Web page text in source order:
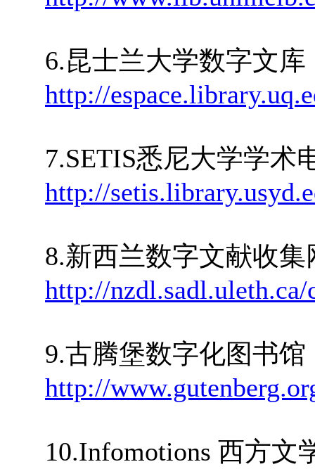
6.昆士兰大学数字文库
http://
7.SETIS悉尼大学学术
http://
8.新西兰数字文献收集
http://
9.古腾堡数字化图书馆
http://
10.Infomotions 西方文